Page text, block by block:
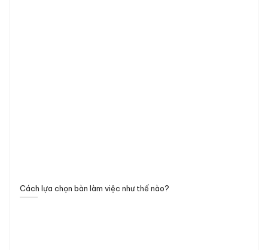
Cách lựa chọn bàn làm việc như thế nào?